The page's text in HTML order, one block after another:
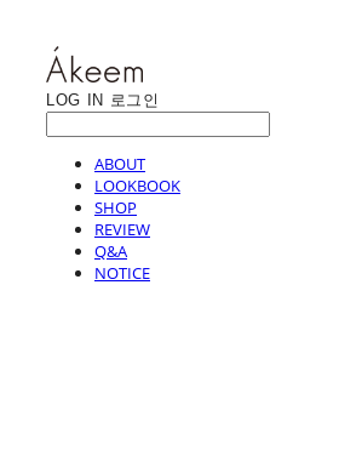
LOG IN 로그인
ABOUT
LOOKBOOK
SHOP
REVIEW
Q&A
NOTICE